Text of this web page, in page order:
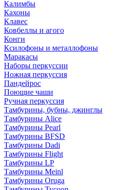
Калимбы
Кахоны
Клавес
Ковбеллы и агого
Конги
Ксилофоны и металлофоны
Маракасы
Наборы перкуссии
Ножная перкуссия
Пандейрос
Поющие чаши
Ручная перкуссия
Тамбурины, бубны, джинглы
Тамбурины Alice
Тамбурины Pearl
Тамбурины BFSD
Тамбурины Dadi
Тамбурины Flight
Тамбурины LP
Тамбурины Meinl
Тамбурины Oruga